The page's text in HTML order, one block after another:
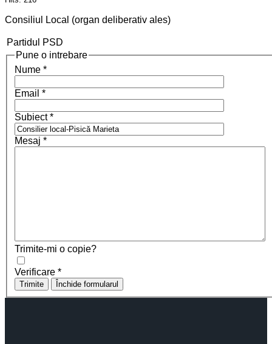
Consiliul Local (organ deliberativ ales)
Partidul
PSD
Pune o intrebare
Nume *
Email *
Subiect*
Mesaj *
Trimite-mi o copie?
Verificare *
Trimite Închide formularul